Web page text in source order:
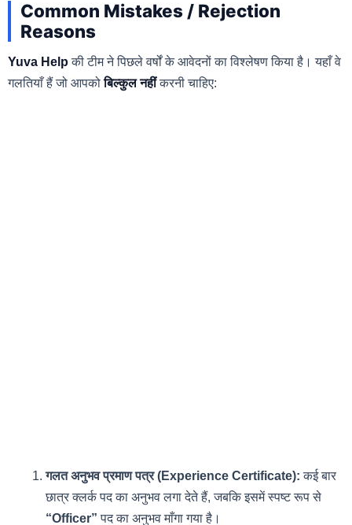
Common Mistakes / Rejection
Reasons
Yuva Help की टीम ने पिछले वर्षों के आवेदनों का विश्लेषण किया है। यहाँ वे
गलतियाँ हैं जो आपकोबिल्कुल नहींकरनी चाहिए:
गलत अनुभव प्रमाण पत्र (Experience Certificate): कई बार
छात्र क्लर्क पद का अनुभव लगा देते हैं, जबकि इसमें स्पष्ट रूप से
“Officer” पद का अनुभव माँगा गया है।